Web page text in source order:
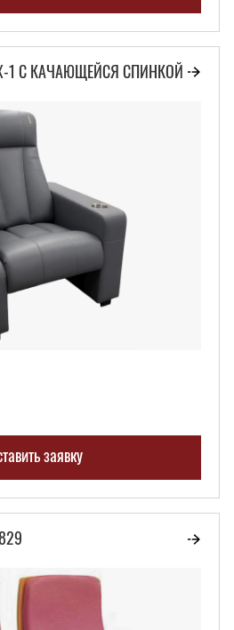
1 С КАЧАЮЩЕЙСЯ СПИНКОЙ
заявку